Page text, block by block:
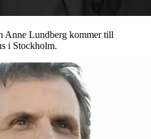
Anne Lundberg kommer till
i Stockholm.